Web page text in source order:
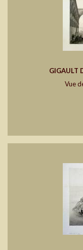
GIGAULT
Vue